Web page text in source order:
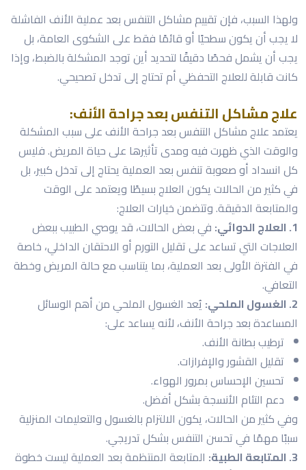
ولهذا السبب، فإن تقييم مشاكل التنفس بعد عملية الأنف الفاشلة
لا يجب أن يكون سطحيًا أو قائمًا فقط على الشكوى العامة، بل
يجب أن يشمل فحصًا دقيقًا لتحديد أين توجد المشكلة بالضبط، وإذا
كانت قابلة للعلاج التحفظي أم تحتاج إلى تدخل تصحيحي.
علاج مشاكل التنفس بعد جراحة الأنف:
يعتمد علاج مشاكل التنفس بعد جراحة الأنف على سبب المشكلة
والوقت الذي ظهرت فيه ومدى تأثيرها على حياة المريض. فليس
كل انسداد أو صعوبة تنفس بعد العملية يحتاج إلى تدخل كبير، بل
في كثير من الحالات يكون العلاج بسيطًا ويعتمد على الوقت
والمتابعة الدقيقة. وتتضمن خيارات العلاج:
1. العلاج الدوائي:
في بعض الحالات، قد يوصي الطبيب ببعض
العلاجات التي تساعد على تقليل التورم أو الاحتقان الداخلي، خاصة
في الفترة الأولى بعد العملية، بما يتناسب مع حالة المريض وخطة
التعافي.
2. الغسول الملحي:
يُعد الغسول الملحي من أهم الوسائل
المساعدة بعد جراحة الأنف، لأنه يساعد على:
ترطيب بطانة الأنف.
تقليل القشور والإفرازات.
تحسين الإحساس بمرور الهواء.
دعم التئام الأنسجة بشكل أفضل.
وفي كثير من الحالات، يكون الالتزام بالغسول والتعليمات المنزلية
سببًا مهمًا في تحسن التنفس بشكل تدريجي.
3. المتابعة الطبية:
المتابعة المنتظمة بعد العملية ليست خطوة